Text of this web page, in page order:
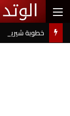
القائمة